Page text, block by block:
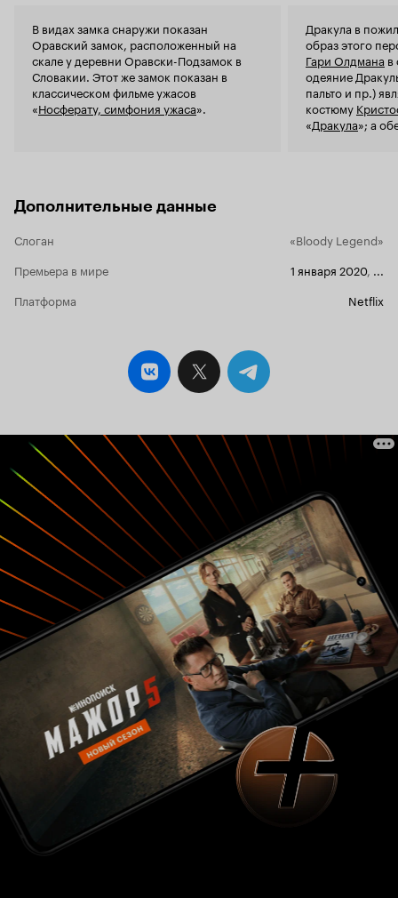
В видах замка снаружи показан
Оравский замок, расположенный на
скале у деревни Оравски-Подзамок в
Словакии. Этот же замок показан в
классическом фильме ужасов
«Носферату, симфония ужаса».
Дракула в
образ этого
Гари Олдмана в
одеяние
пальто и пр.)
костюму
«Дракула»; а
Дополнительные данные
Слоган
«Bloody Legend»
Премьера в мире
1 января 2020,
Платформа
Netflix